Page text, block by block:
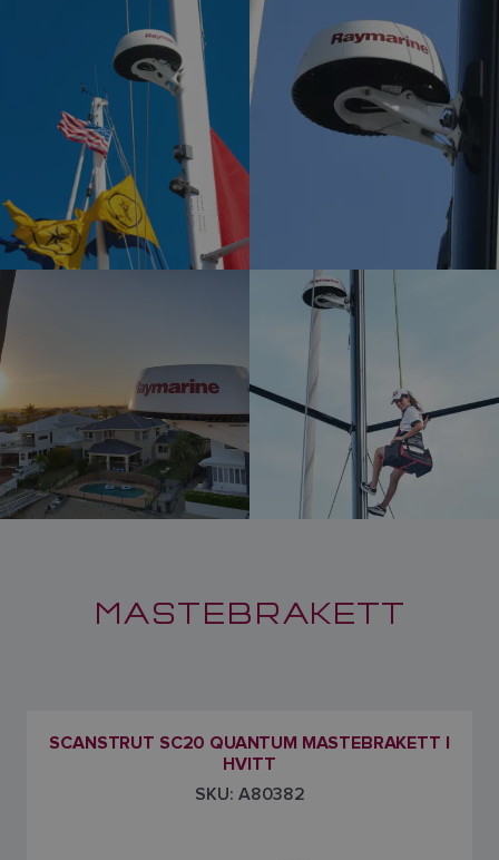
MASTEBRAKETT
SCANSTRUT SC20 QUANTUM MASTEBRAKETT I
HVITT
SKU: A80382